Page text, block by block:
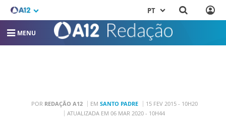
PT
MENU
POR REDAÇÃO A12 EM SANTO PADRE
15 FEV 2015 - 10H20
ATUALIZADA EM 06 MAR 2020 - 10H44